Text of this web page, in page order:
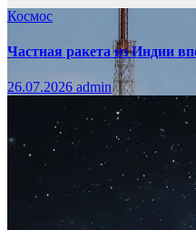
Космос
Частная ракета из Индии
26.07.2026 admin